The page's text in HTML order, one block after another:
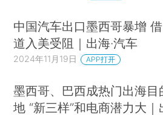
中国汽车出口墨西哥暴增 借
道入美受阻｜出海·汽车
2024年11月19日 APP打开
墨西哥、巴西成热门出海目
地 “新三样”和电商潜力大｜